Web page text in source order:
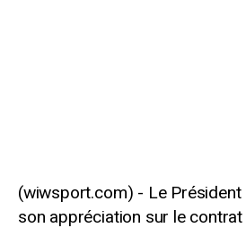
Le Président
son appréciation sur le contrat